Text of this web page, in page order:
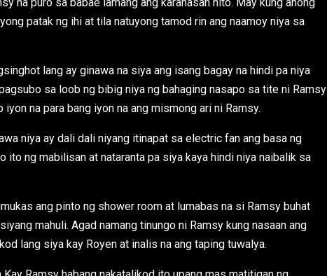
patak ng ihi at tila natuyong tamod rin ang naamoy niya sa
lang ay ginawa na siya ang isang bagay na hindi pa niya
sa loob ng bibig niya ng bahaging nasapo sa tite ni Ramsy
na para bang iyon na ang mismong ari ni Ramsy.
niya ay dali dali niyang itinapat sa electric fan ang basa ng
ito ng mabilisan at nataranta pa siya kaya hindi niya naibalik sa
ang pinto ng shower room at lumabas na si Ramsy buhat
mahuli. Agad namang tinungo ni Ramsy kung nasaan ang
lang siya kay Royen at inalis na ang taping tuwalya.